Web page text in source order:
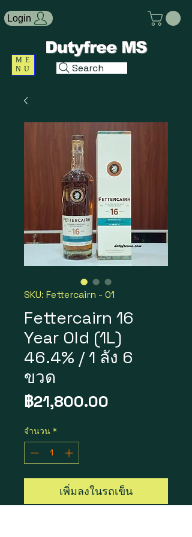
ME
NU
Search
Login
Dutyfree MS
SKU: Fettercairn - 01
Fettercairn 16
Year Old (1L)
46.4% / 1 ลัง 6
ขวด
฿21,800.00
จำนวน *
เพิ่มลงในรถเข็น